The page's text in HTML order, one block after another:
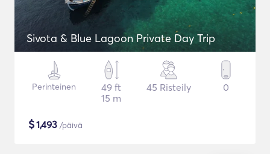
Sivota & Blue Lagoon Private Day Trip
Perinteinen
49 ft
15 m
45 Risteily 0
$1,493 /päivä